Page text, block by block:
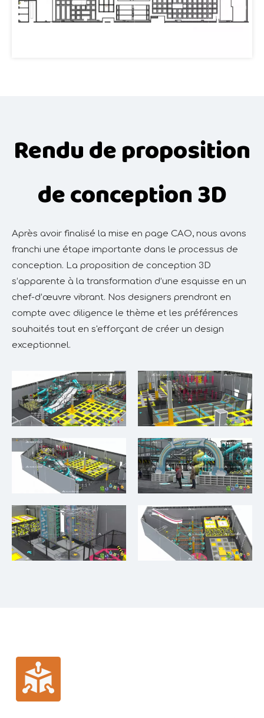
Rendu de proposition
de conception 3D
Après avoir finalisé la mise en page CAO, nous avons
franchi une étape importante dans le processus de
conception. La proposition de conception 3D
s’apparente à la transformation d’une esquisse en un
chef-d’œuvre vibrant. Nos designers prendront en
compte avec diligence le thème et les préférences
souhaités tout en s'efforçant de créer un design
exceptionnel.